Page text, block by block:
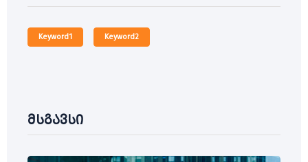
Keyword1 Keyword2
მსგავსი